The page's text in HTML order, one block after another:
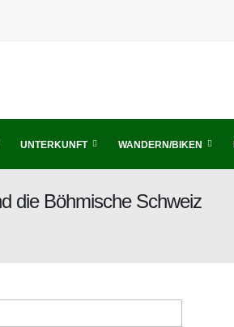
UNTERKUNFT WANDERN/BIKEN
die Böhmische Schweiz